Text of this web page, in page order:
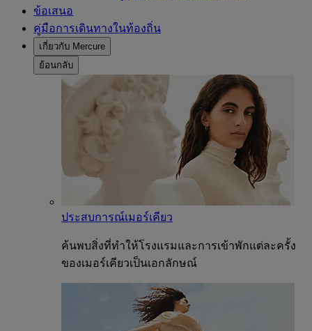
ข้อเสนอ
คู่มือการเดินทางในท้องถิ่น
เกี่ยวกับ Mercure
ย้อนกลับ
ประสบการณ์เมอร์เคียว
ค้นพบสิ่งที่ทำให้โรงแรมและการเข้าพักแต่ละครั้ง
ของเมอร์เคียวเป็นเอกลักษณ์